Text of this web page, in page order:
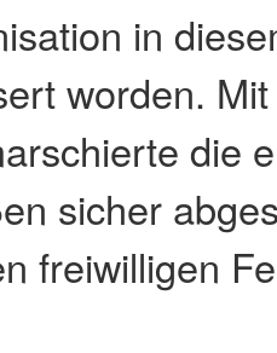
in
worden.
die
sicher
freiwilligen